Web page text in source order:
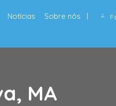
Notícias Sobre nós
MA